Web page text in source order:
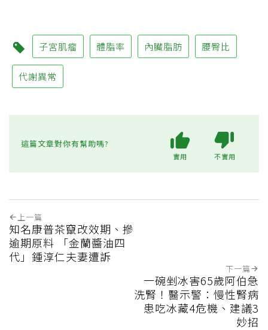
子宮肌瘤 體脂率 內臟脂肪 腰臀比
代謝異常
這篇文章對你有幫助嗎?
實用 不實用
上一篇
知名康普茶竄改效期、摻
逾期原料 「金蘭醬油四
代」鍾淳仁夫妻遭訴
下一篇
一碗剉冰害65歲阿伯急
洗腎！醫示警：慢性腎病
患吃冰藏4危機、建議3
妙招